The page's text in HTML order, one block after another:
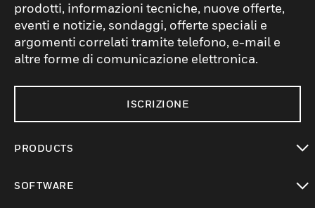
prodotti, informazioni tecniche, nuove offerte,
eventi e notizie, sondaggi, offerte speciali e
argomenti correlati tramite telefono, e-mail e
altre forme di comunicazione elettronica.
ISCRIZIONE
PRODUCTS
SOFTWARE